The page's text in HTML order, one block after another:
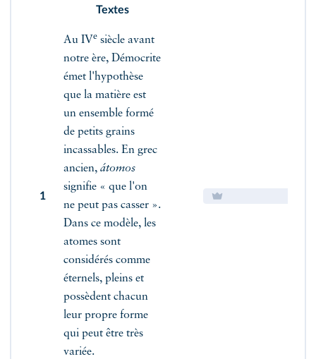
Textes
1
Au IVe siècle avant
notre ère, Démocrite
émet l'hypothèse
que la matière est
un ensemble formé
de petits grains
incassables. En grec
ancien, átomos
signifie « que l'on
ne peut pas casser ».
Dans ce modèle, les
atomes sont
considérés comme
éternels, pleins et
possèdent chacun
leur propre forme
qui peut être très
variée.